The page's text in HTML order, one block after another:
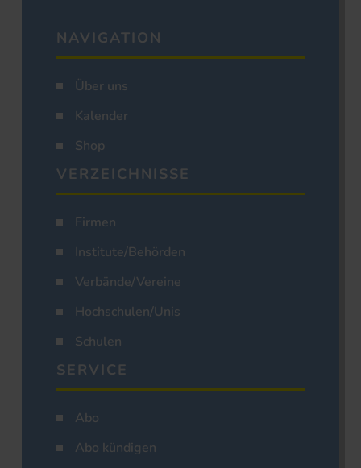
NAVIGATION
Über uns
Kalender
Shop
VERZEICHNISSE
Firmen
Institute/Behörden
Verbände/Vereine
Hochschulen/Unis
Schulen
SERVICE
Abo
Abo kündigen